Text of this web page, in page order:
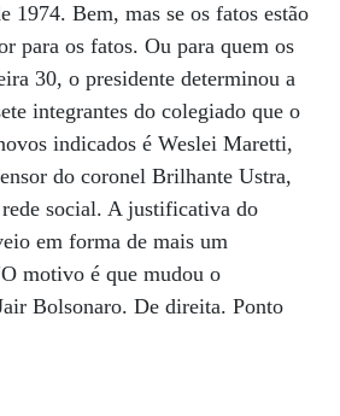
1974. Bem, mas se os fatos estão
para os fatos. Ou para quem os
30, o presidente determinou a
integrantes do colegiado que o
indicados é Weslei Maretti,
do coronel Brilhante Ustra,
social. A justificativa do
em forma de mais um
motivo é que mudou o
Bolsonaro. De direita. Ponto